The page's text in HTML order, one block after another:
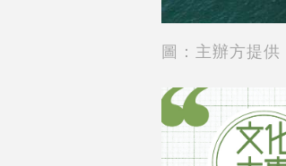
圖：主辦方提供